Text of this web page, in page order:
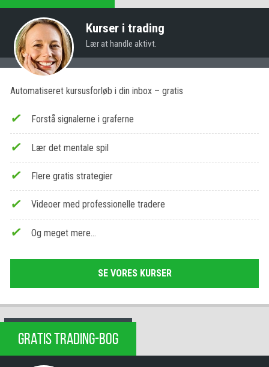
Kurser i trading
Lær at handle aktivt.
Automatiseret kursusforløb i din inbox – gratis
Forstå signalerne i graferne
Lær det mentale spil
Flere gratis strategier
Videoer med professionelle tradere
Og meget mere…
SE VORES KURSER
GRATIS TRADING-BOG